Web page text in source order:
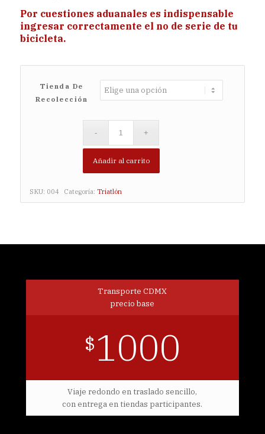
Por cuestiones aduanales es indispensable
ingresar correctamente el no de serie de tu
bicicleta.
Tienda De
Recolección
Añadir al carrito
SKU: 004 Categoría: Triatlón
Transporte CDMX
precio base
$1000
Viaje redondo en traslado sencillo,
con entrega en tiendas participantes.